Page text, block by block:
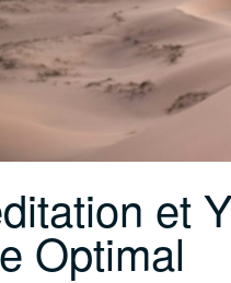
et
Optimal